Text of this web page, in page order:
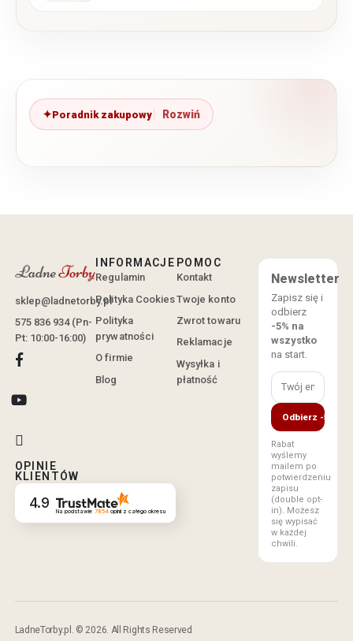
Poradnik zakupowy
sklep@ladnetorby.pl
575 836 934 (Pn-
Pt: 10:00-16:00)
OPINIE
KLIENTÓW
4.9 Na podstawie 7854opinii z całego okresu
INFORMACJE
Regulamin
Polityka Cookies
Polityka
prywatności
O firmie
Blog
POMOC
Kontakt
Twoje konto
Zwrot towaru
Reklamacje
Wysyłka i
płatność
Newsletter
Zapisz się i
odbierz
-5% na
wszystko
na start.
Odbierz -5%
Rabat
wyślemy
mailem po
potwierdzeniu
zapisu
(double opt-
in). Możesz
się wypisać
w każdej
chwili.
LadneTorby.pl. © 2026. All Rights Reserved